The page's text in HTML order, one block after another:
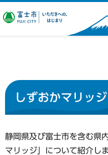
富士市 いただ
しずおかマリッジ
静岡県及び富士市を含む県
マリッジ」について紹介しま